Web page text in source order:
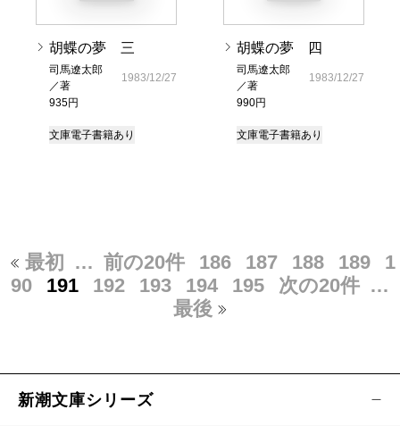
胡蝶の夢 三
司馬遼太郎
／著
935円
1983/12/27
文庫電子書籍あり
胡蝶の夢 四
司馬遼太郎
／著
990円
1983/12/27
文庫電子書籍あり
最初 … 前の20件 186 187 188 189
1
90
191 192 193 194 195 次の20件 …
最後
新潮文庫シリーズ